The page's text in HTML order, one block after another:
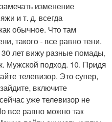
изменение
и т. д. всегда
обычное. Что там
такого - все равно тени.
лет вижу разные помады,
Мужской подход. 10. Придя
телевизор. Это супер,
включите
уже телевизор не
все равно можно так